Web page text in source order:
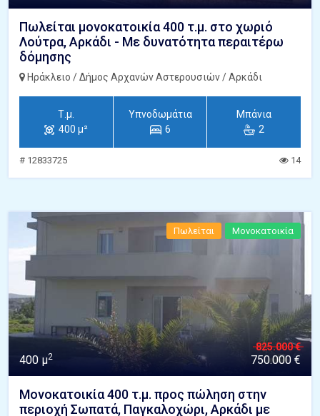
Πωλείται μονοκατοικία 400 τ.μ. στο χωριό
Λούτρα, Αρκάδι - Με δυνατότητα περαιτέρω
δόμησης
Ηράκλειο / Δήμος Αρχανών Αστερουσιών / Αρκάδι
Τ.μ.
400 μ²
Υπνοδωμάτια
6
Μπάνια
2
# 12833725 14
Πωλείται Μονοκατοικία
400 μ2
825.000 €
750.000 €
Μονοκατοικία 400 τ.μ. προς πώληση στην
περιοχή Σωπατά, Παγκαλοχώρι, Αρκάδι με